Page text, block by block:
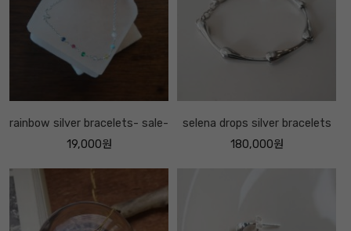
rainbow silver bracelets- sale-
19,000원
selena drops silver bracelets
180,000원